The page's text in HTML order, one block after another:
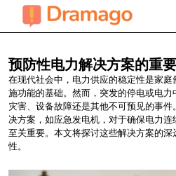
预防性电力解决方案的重
在现代社会中，电力供应的稳定性是家
施功能的基础。然而，突发的停电或电
灾害、设备故障还是其他不可预见的事
决方案，如应急发电机，对于确保电力
至关重要。本文将探讨这些解决方案的
性。